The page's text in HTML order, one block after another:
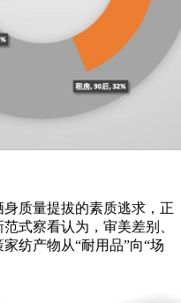
质量提拔的素质逃求，正
式察看认为，审美差别、
纺产物从“耐用品”向“场